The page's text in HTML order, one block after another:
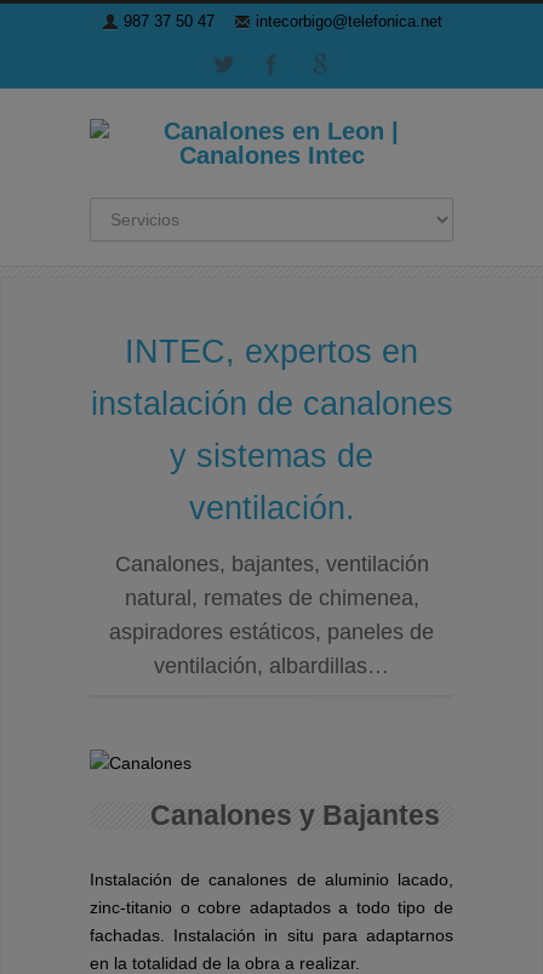
987 37 50 47 intecorbigo@telefonica.net
INTEC, expertos en
instalación de canalones
y sistemas de
ventilación.
Canalones, bajantes, ventilación
natural, remates de chimenea,
aspiradores estáticos, paneles de
ventilación, albardillas…
Canalones y Bajantes
Instalación de canalones de aluminio lacado,
zinc-titanio o cobre adaptados a todo tipo de
fachadas. Instalación in situ para adaptarnos
en la totalidad de la obra a realizar.